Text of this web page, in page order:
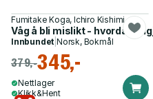
Fumitake Koga, Ichiro Kishimi
Våg å bli mislikt - hvordan
Innbundet |Norsk, Bokmål
379,-345,-
Nettlager
Klikk&Hent